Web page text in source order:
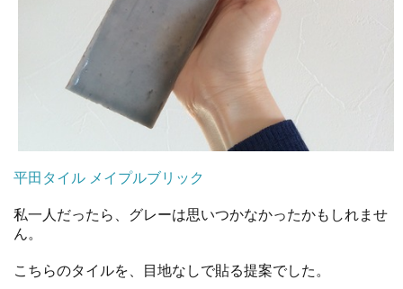
平田タイル メイプルブリック
私一人だったら、グレーは思いつかなかったかもしれませ
ん。
こちらのタイルを、目地なしで貼る提案でした。